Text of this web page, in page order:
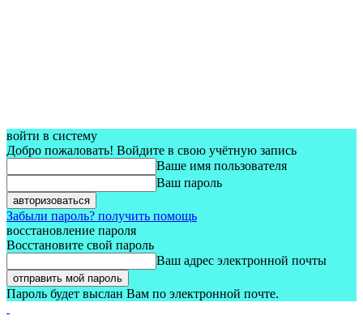
войти в систему
Добро пожаловать! Войдите в свою учётную запись
Ваше имя пользователя
Ваш пароль
Забыли пароль? получить помощь
восстановление пароля
Восстановите свой пароль
Ваш адрес электронной почты
Пароль будет выслан Вам по электронной почте.